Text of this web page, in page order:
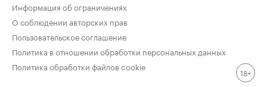
Информация об ограничениях
О соблюдении авторских прав
Пользовательское соглашение
Политика в отношении обработки персональных данных
Политика обработки файлов cookie
18+